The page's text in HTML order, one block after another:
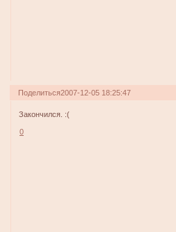
Поделиться2007-12-05 18:25:47
Закончился. :(
0